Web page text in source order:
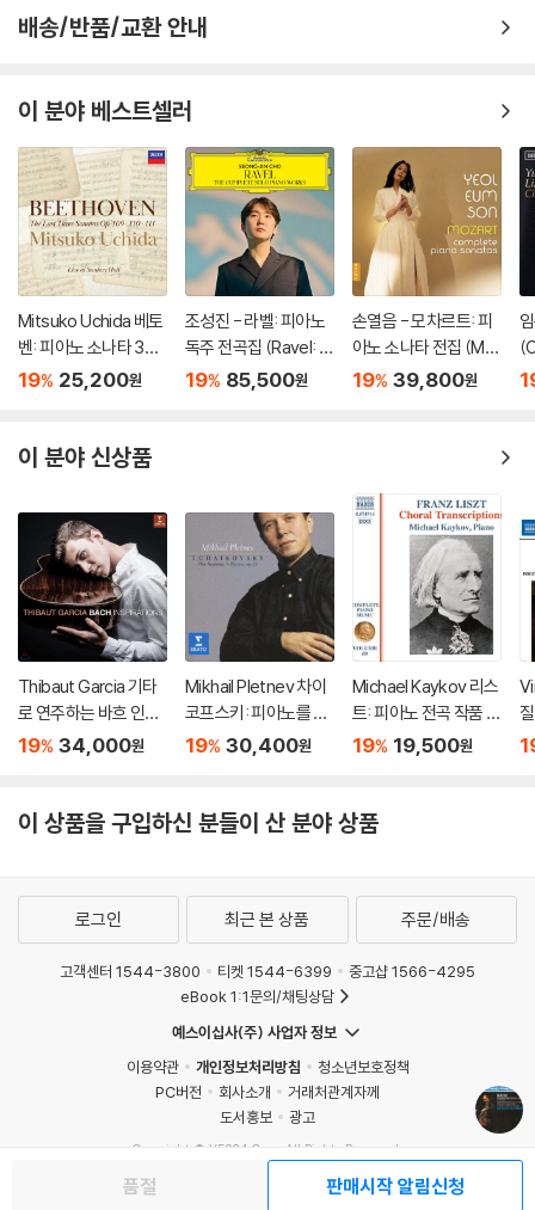
배송/반품/교환 안내
이 분야 베스트셀러
Mitsuko Uchida 베토
벤: 피아노 소나타 30-
32번 (Beethoven: Pi
19% 25,200원
조성진 - 라벨: 피아노
독주 전곡집 (Ravel: T
he Complete Solo Pi
19% 85,500원
손열음 - 모차르트: 피
아노 소나타 전집 (Mo
zart: Complete Pian
19% 39,800원
이 분야 신상품
Thibaut Garcia 기타
로 연주하는 바흐 인스
퍼레이션 (Bach Inspir
19% 34,000원
Mikhail Pletnev 차이
코프스키: 피아노를 위
한 6개의 소품과 사계
Op.21) [HQCD]
19% 30,400원
Michael Kaykov 리스
트: 피아노 전곡 작품 6
9집 (Liszt: Complet
19% 19,500원
이 상품을 구입하신 분들이 산 분야 상품
품절 판매시작 알림신청
로그인 최근 본 상품 주문/배송
고객센터 1544-3800 티켓 1544-6399
중고샵 1566-4295
eBook 1:1문의/채팅상담
예스이십사(주) 사업자 정보
이용약관
개인정보처리방침
청소년보호정책
PC버전
회사소개
거래처관계자께
도서홍보
광고
Copyright © YES24 Corp. All Rights Reserved.